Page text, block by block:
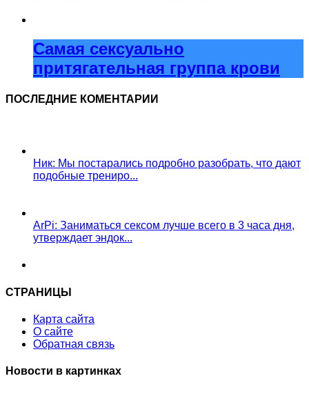
Самая сексуально
притягательная группа крови
ПОСЛЕДНИЕ КОМЕНТАРИИ
Ник: Мы постарались подробно разобрать, что дают
подобные трениро...
ArPi: Заниматься сексом лучше всего в 3 часа дня,
утверждает эндок...
СТРАНИЦЫ
Карта сайта
О сайте
Обратная связь
Новости в картинках